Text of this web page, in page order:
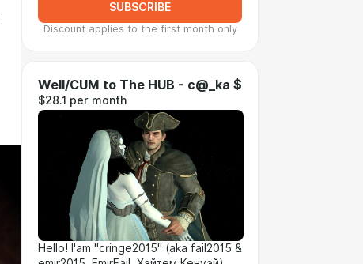
SUBSCRIBE
Discount applies to the first month only
Well/CUM to The HUB - c@_ka $
$28.1 per month
Hello! I'am "cringe2015" (aka fail2015 &